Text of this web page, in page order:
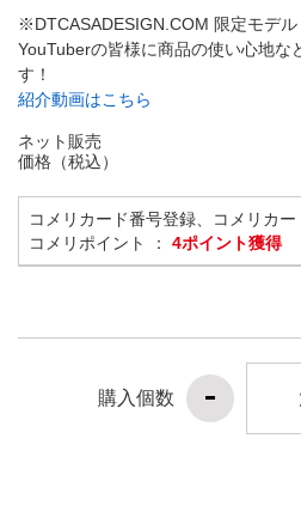
※DTCASADESIGN.COM 限定モデル
YouTuberの皆様に商品の使い心地な
す！
紹介動画はこちら
ネット販売
価格（税込）
コメリカード番号登録、コメリカ
コメリポイント ： 4ポイント獲得
購入個数